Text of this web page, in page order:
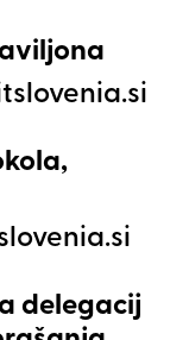
delegacij